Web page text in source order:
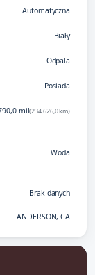
Automatyczna
Biały
Odpala
Posiada
mil(234 626,0 km)
Woda
Brak danych
ANDERSON, CA